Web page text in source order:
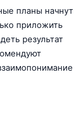
планы начнут
приложить
результат